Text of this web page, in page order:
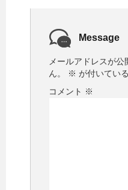
Message
メールアドレスが
ん。
※ が付いてい
コメント ※